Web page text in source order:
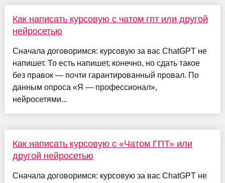
Как написать курсовую с чатом гпт или другой
нейросетью
Сначала договоримся: курсовую за вас ChatGPT не
напишет. То есть напишет, конечно, но сдать такое
без правок — почти гарантированный провал. По
данным опроса «Я — профессионал»,
нейросетями...
Как написать курсовую с «Чатом ГПТ» или
другой нейросетью
Сначала договоримся: курсовую за вас ChatGPT не